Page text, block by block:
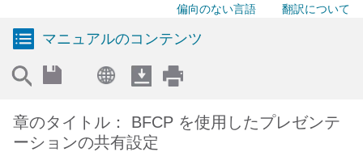
偏向のない言語 翻訳について
マニュアルのコンテンツ
章のタイトル： BFCP を使用したプレゼンテ
ーションの共有設定